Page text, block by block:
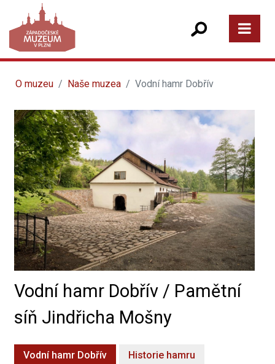
O muzeu Naše muzea Vodní hamr Dobřív
Vodní hamr Dobřív / Pamětní
síň Jindřicha Mošny
Vodní hamr Dobřív Historie hamru